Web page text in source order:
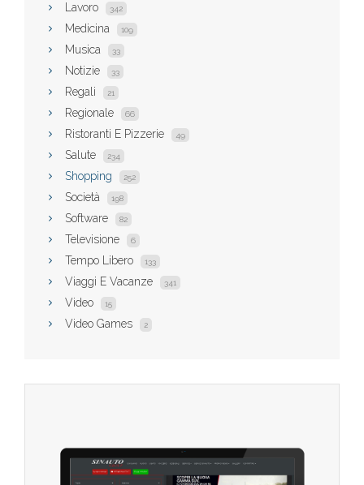
Lavoro 342
Medicina 109
Musica 33
Notizie 33
Regali 21
Regionale 66
Ristoranti E Pizzerie 49
Salute 234
Shopping 252
Società 198
Software 82
Televisione 6
Tempo Libero 133
Viaggi E Vacanze 341
Video 15
Video Games 2